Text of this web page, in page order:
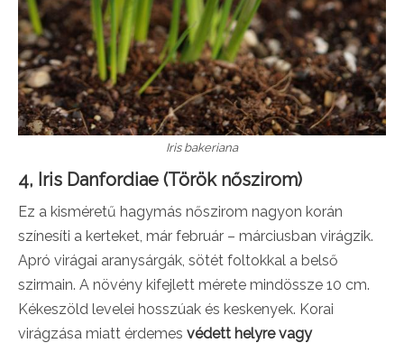
Iris bakeriana
4, Iris Danfordiae (Török nőszirom)
Ez a kisméretű hagymás nőszirom nagyon korán
színesíti a kerteket, már február – márciusban virágzik.
Apró virágai aranysárgák, sötét foltokkal a belső
szirmain. A növény kifejlett mérete mindössze 10 cm.
Kékeszöld levelei hosszúak és keskenyek. Korai
virágzása miatt érdemes védett helyre vagy